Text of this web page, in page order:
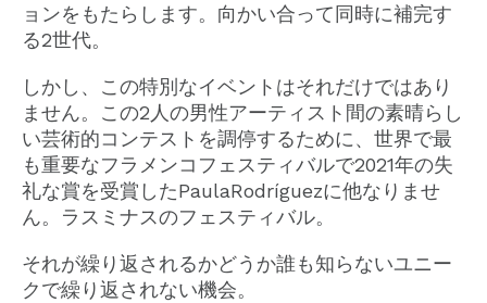
ョンをもたらします。向かい合って同時に補完す
る2世代。
しかし、この特別なイベントはそれだけではあり
ません。この2人の男性アーティスト間の素晴らし
い芸術的コンテストを調停するために、世界で最
も重要なフラメンコフェスティバルで2021年の失
礼な賞を受賞したPaulaRodríguezに他なりませ
ん。ラスミナスのフェスティバル。
それが繰り返されるかどうか誰も知らないユニー
クで繰り返されない機会。